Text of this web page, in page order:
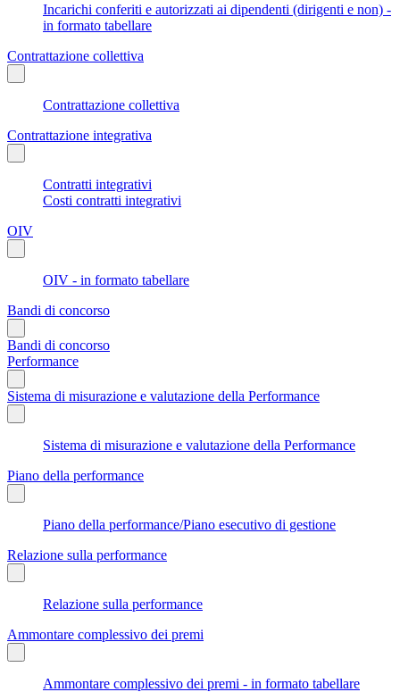
Incarichi conferiti e autorizzati ai dipendenti (dirigenti e non) -
in formato tabellare
Contrattazione collettiva
Contrattazione collettiva
Contrattazione integrativa
Contratti integrativi
Costi contratti integrativi
OIV
OIV - in formato tabellare
Bandi di concorso
Bandi di concorso
Performance
Sistema di misurazione e valutazione della Performance
Sistema di misurazione e valutazione della Performance
Piano della performance
Piano della performance/Piano esecutivo di gestione
Relazione sulla performance
Relazione sulla performance
Ammontare complessivo dei premi
Ammontare complessivo dei premi - in formato tabellare